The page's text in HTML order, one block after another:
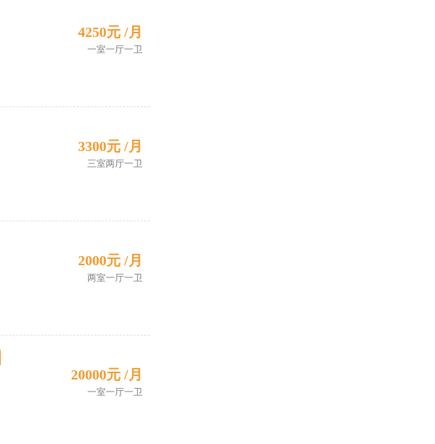
4250元 /月
一室一厅一卫
3300元 /月
三室两厅一卫
2000元 /月
两室一厅一卫
20000元 /月
一室一厅一卫